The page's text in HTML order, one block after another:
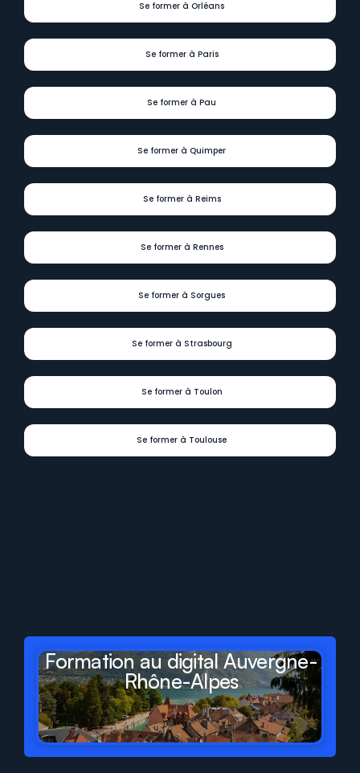
Se former à Orléans
Se former à Paris
Se former à Pau
Se former à Quimper
Se former à Reims
Se former à Rennes
Se former à Sorgues
Se former à Strasbourg
Se former à Toulon
Se former à Toulouse
deFrance
Formation au digital Auvergne-
Rhône-Alpes